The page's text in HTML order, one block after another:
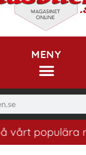
MENY
populära